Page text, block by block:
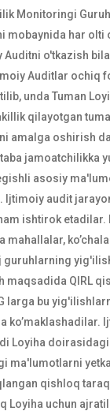
Monitoringi
mobaynida har olti
o'tkazish
Auditlar ochiq
unda Tuman
qilayotgan
amalga oshirish
jamoatchilikka
asosiy
Ijtimoiy audit
ishtirok etadilar.
mahallalar,
guruhlarning
maqsadida QIRL
larga bu
ko’maklashadilar.
Loyiha doirasidagi
ma'lumotlarni
qishloq
Loyiha uchun